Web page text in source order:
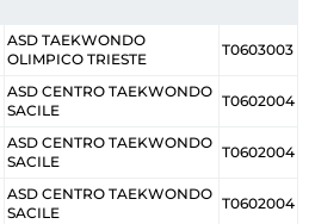
ASD TAEKWONDO
OLIMPICO TRIESTE
T0603003
ASD CENTRO TAEKWONDO
SACILE
T0602004
ASD CENTRO TAEKWONDO
SACILE
T0602004
ASD CENTRO TAEKWONDO
SACILE
T0602004